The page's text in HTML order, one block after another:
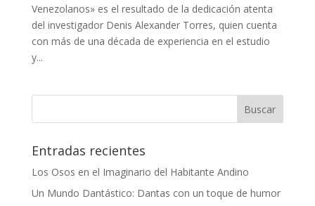
Venezolanos» es el resultado de la dedicación atenta
del investigador Denis Alexander Torres, quien cuenta
con más de una década de experiencia en el estudio
y...
Entradas recientes
Los Osos en el Imaginario del Habitante Andino
Un Mundo Dantástico: Dantas con un toque de humor